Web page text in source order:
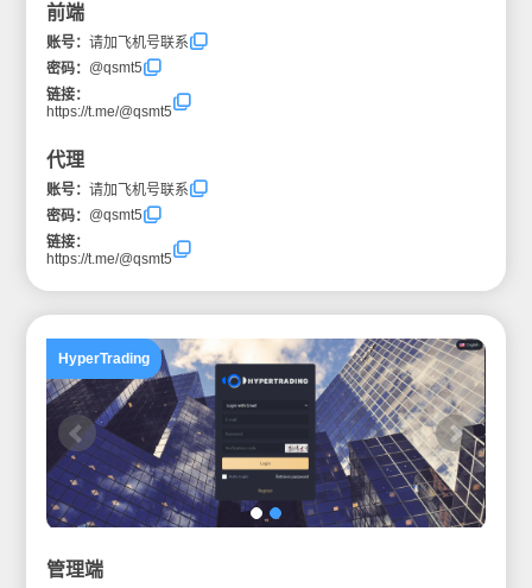
前端
账号：请加飞机号联系
密码： @qsmt5
链接：
https://t.me/@qsmt5
代理
账号：请加飞机号联系
密码： @qsmt5
链接：
https://t.me/@qsmt5
HyperTrading
管理端